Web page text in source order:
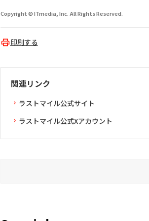
Copyright © ITmedia, Inc. All Rights Reserved.
印刷する
関連リンク
ラストマイル公式サイト
ラストマイル公式Xアカウント